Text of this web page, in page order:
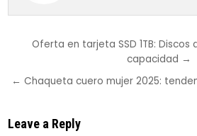
PostOferta en tarjeta SSD 1TB:
capacidad →
← Chaqueta cuero mujer 2025:
Leave a Reply